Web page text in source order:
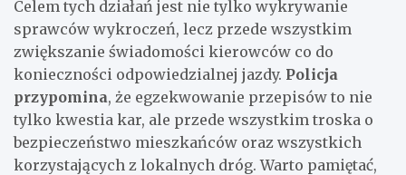
Celem tych działań jest nie tylko wykrywanie
sprawców wykroczeń, lecz przede wszystkim
zwiększanie świadomości kierowców co do
konieczności odpowiedzialnej jazdy. Policja
przypomina, że egzekwowanie przepisów to nie
tylko kwestia kar, ale przede wszystkim troska o
bezpieczeństwo mieszkańców oraz wszystkich
korzystających z lokalnych dróg. Warto pamiętać,